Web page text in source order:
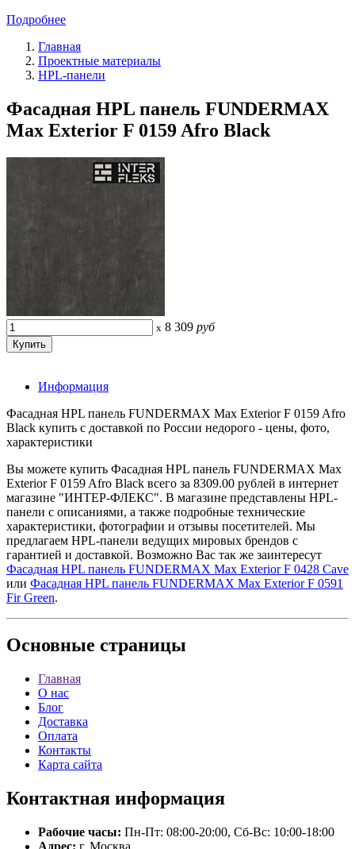
Подробнее
Главная
Проектные материалы
HPL-панели
Фасадная HPL панель FUNDERMAX
Max Exterior F 0159 Afro Black
x 8 309 руб
Информация
Фасадная HPL панель FUNDERMAX Max Exterior F 0159 Afro
Black купить с доставкой по России недорого - цены, фото,
характеристики
Вы можете купить Фасадная HPL панель FUNDERMAX Max
Exterior F 0159 Afro Black всего за 8309.00 рублей в интернет
магазине "ИНТЕР-ФЛЕКС". В магазине представлены HPL-
панели с описаниями, а также подробные технические
характеристики, фотографии и отзывы посетителей. Мы
предлагаем HPL-панели ведущих мировых брендов с
гарантией и доставкой. Возможно Вас так же заинтересут
Фасадная HPL панель FUNDERMAX Max Exterior F 0428 Cave
или Фасадная HPL панель FUNDERMAX Max Exterior F 0591
Fir Green.
Основные страницы
Главная
О нас
Блог
Доставка
Оплата
Контакты
Карта сайта
Контактная информация
Рабочие часы: Пн-Пт: 08:00-20:00, Сб-Вс: 10:00-18:00